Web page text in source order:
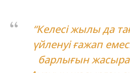
“Келесі жылы да
үйленуі ғажап
барлығын жасыра